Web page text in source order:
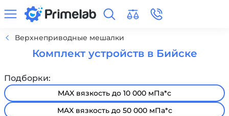
Верхнеприводные мешалки
Комплект устройств в Бийске
Подборки:
MAX вязкость до 10 000 мПа*с
MAX вязкость до 50 000 мПа*с